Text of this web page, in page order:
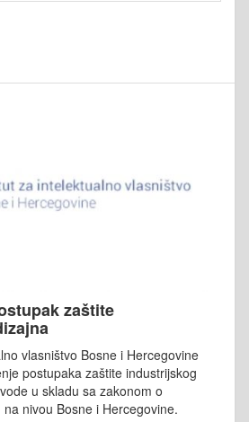
zaštite
vlasništvo Bosne i Hercegovine
postupaka zaštite industrijskog
u skladu sa zakonom o
nivou Bosne i Hercegovine.